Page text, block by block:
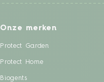
Onze merken
Protect Garden
Protect Home
Biogents